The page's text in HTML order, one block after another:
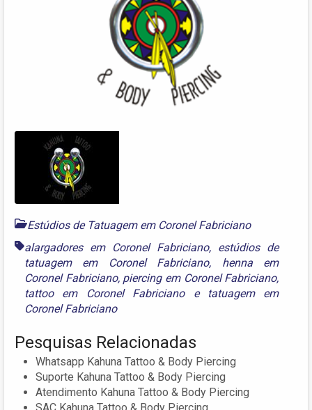
Estúdios de Tatuagem em Coronel Fabriciano
alargadores em Coronel Fabriciano, estúdios de
tatuagem em Coronel Fabriciano, henna em
Coronel Fabriciano, piercing em Coronel Fabriciano,
tattoo em Coronel Fabricianoe
tatuagem em
Coronel Fabriciano
Pesquisas Relacionadas
Whatsapp Kahuna Tattoo & Body Piercing
Suporte Kahuna Tattoo & Body Piercing
Atendimento Kahuna Tattoo & Body Piercing
SAC Kahuna Tattoo & Body Piercing